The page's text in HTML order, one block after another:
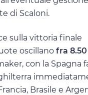
di Scaloni.
sulla vittoria finale
oscillano fra
con la Spagna
Brasile e